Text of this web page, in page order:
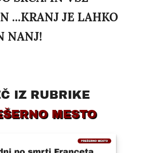
...KRANJ JE LAHKO
NANJ!
IZ RUBRIKE
MESTO